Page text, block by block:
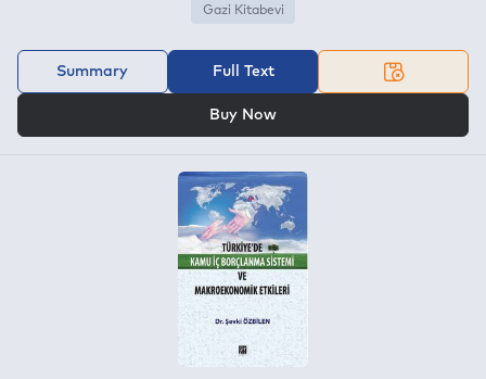
Gazi Kitabevi
Summary Full Text
Buy Now